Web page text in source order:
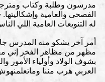
مدرسون وطلبة وكتاب
الفصحى والعامية
له التنويعات العامية اللي
أمر آخر يشكو منه المدرس
مظهر من مظاهر الفخر إني
بشوف الولاد وأولياء الأمور
العربي هرب مننا